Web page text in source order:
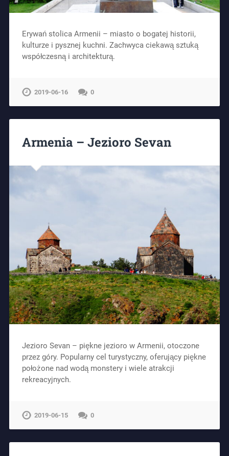
Erywań stolica Armenii – miasto o bogatej historii,
kulturze i pysznej kuchni. Zachwyca ciekawą sztuką
współczesną i architekturą.
2019-06-16 0
Armenia – Jezioro Sevan
Jezioro Sevan – piękne jezioro w Armenii, otoczone
przez góry. Popularny cel turystyczny, oferujący piękne
położone nad wodą monstery i wiele atrakcji
rekreacyjnych.
2019-06-15 0